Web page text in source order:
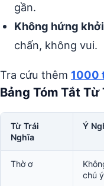
gần.
Không hứng
chấn, không vui.
Tra cứu thêm 1000
Bảng Tóm Tắt Từ
Từ Trái
Nghĩa
Ý
Thờ ơ
chú ý